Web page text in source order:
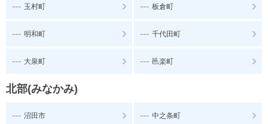
--- 玉村町 --- 板倉町
--- 明和町 --- 千代田町
--- 大泉町 --- 邑楽町
北部(みなかみ)
--- 沼田市 --- 中之条町